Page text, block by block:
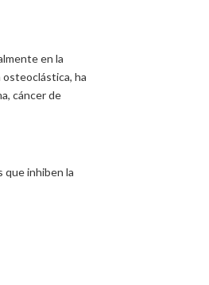
en la
osteoclástica, ha
cáncer de
que inhiben la